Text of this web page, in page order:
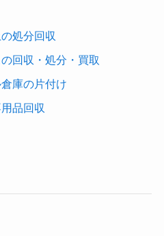
処分回収
回収・処分・買取
庫の片付け
品回収